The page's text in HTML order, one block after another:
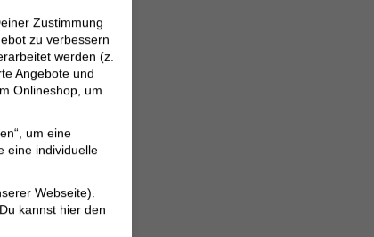
Zustimmung
zu verbessern
werden (z.
Angebote und
Onlineshop, um
um eine
eine individuelle
Webseite).
kannst hier den